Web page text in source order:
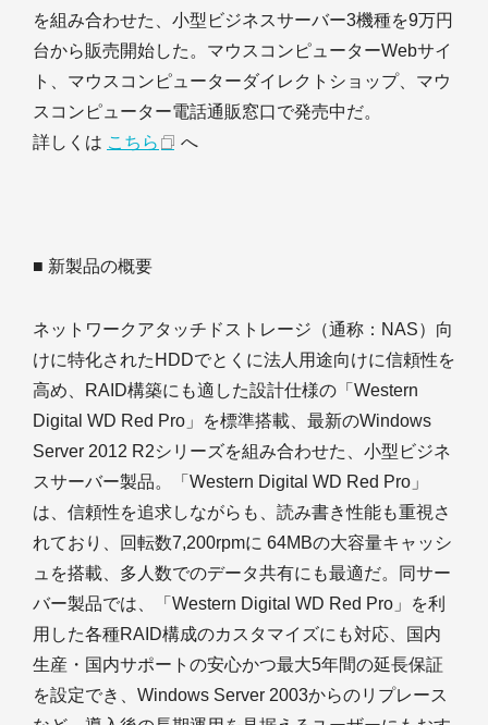
を組み合わせた、小型ビジネスサーバー3機種を9万円
台から販売開始した。マウスコンピューターWebサイ
ト、マウスコンピューターダイレクトショップ、マウ
スコンピューター電話通販窓口で発売中だ。
詳しくは こちら へ
■ 新製品の概要
ネットワークアタッチドストレージ（通称：NAS）向
けに特化されたHDDでとくに法人用途向けに信頼性を
高め、RAID構築にも適した設計仕様の「Western
Digital WD Red Pro」を標準搭載、最新のWindows
Server 2012 R2シリーズを組み合わせた、小型ビジネ
スサーバー製品。「Western Digital WD Red Pro」
は、信頼性を追求しながらも、読み書き性能も重視さ
れており、回転数7,200rpmに 64MBの大容量キャッシ
ュを搭載、多人数でのデータ共有にも最適だ。同サー
バー製品では、「Western Digital WD Red Pro」を利
用した各種RAID構成のカスタマイズにも対応、国内
生産・国内サポートの安心かつ最大5年間の延長保証
を設定でき、Windows Server 2003からのリプレース